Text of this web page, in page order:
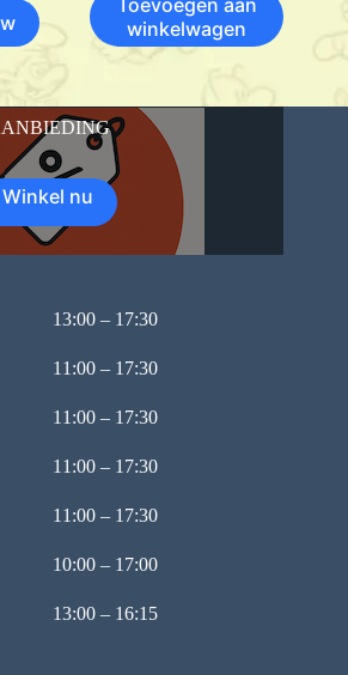
Toevoegen aan
winkelwagen
Winkel nu
13:00 – 17:30
11:00 – 17:30
11:00 – 17:30
11:00 – 17:30
11:00 – 17:30
10:00 – 17:00
13:00 – 16:15